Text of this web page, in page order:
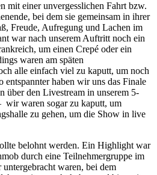
mit einer unvergesslichen Fahrt bzw.
bei dem sie gemeinsam in ihrer
Freude, Aufregung und Lachen im
war nach unserem Auftritt noch ein
um einen Crepé oder ein
waren am späten
alle einfach viel zu kaputt, um noch
haben wir uns das Finale
über den Livestream in unserem 5-
wir waren sogar zu kaputt, um
zu gehen, um die Show in live
belohnt werden. Ein Highlight war
durch eine Teilnehmergruppe im
waren, bei dem